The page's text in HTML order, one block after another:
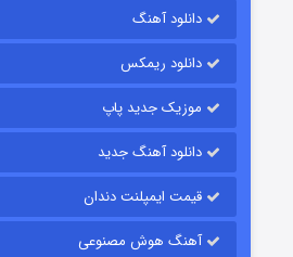
رویایی برای تو
قسمت
دانلود آهنگ
دانلود ریمکس
موزیک جدید پاپ
دانلود آهنگ جدید
قیمت ایمپلنت دندان
آهنگ هوش مصنوعی